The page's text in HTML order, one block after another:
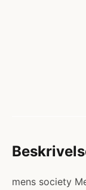
mens society